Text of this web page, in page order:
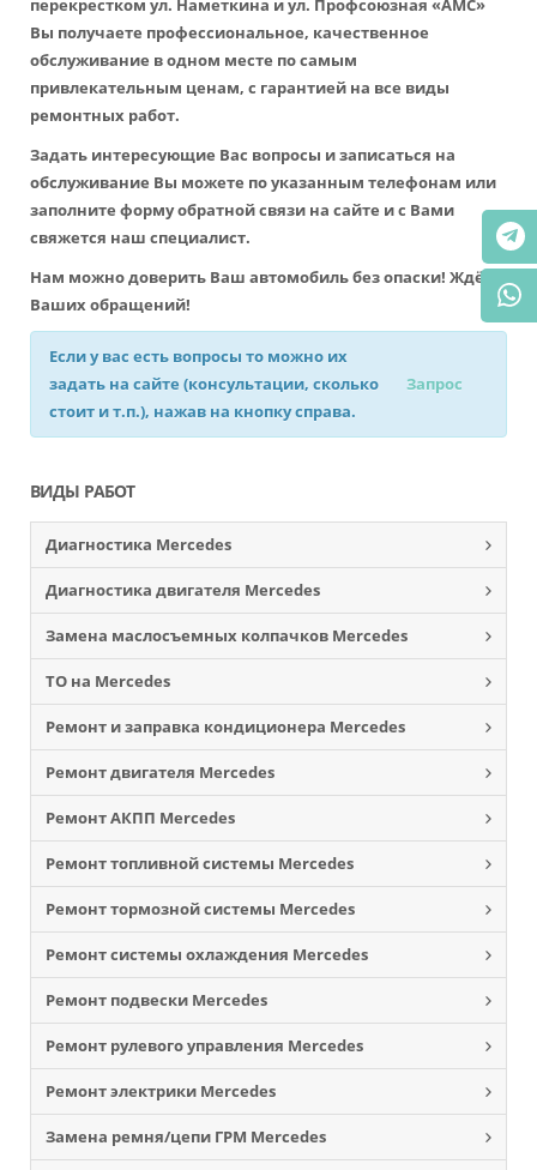
перекрестком ул. Наметкина и ул. Профсоюзная «АМС»
Вы получаете профессиональное, качественное
обслуживание в одном месте по самым
привлекательным ценам, с гарантией на все виды
ремонтных работ.
Задать интересующие Вас вопросы и записаться на
обслуживание Вы можете по указанным телефонам или
заполните форму обратной связи на сайте и с Вами
свяжется наш специалист.
Нам можно доверить Ваш автомобиль без опаски! Ждём
Ваших обращений!
Если у вас есть вопросы то можно их
задать на сайте (консультации, сколько
стоит и т.п.), нажав на кнопку справа.
Запрос
ВИДЫ РАБОТ
Диагностика Mercedes
Диагностика двигателя Mercedes
Замена маслосъемных колпачков Mercedes
ТО на Mercedes
Ремонт и заправка кондиционера Mercedes
Ремонт двигателя Mercedes
Ремонт АКПП Mercedes
Ремонт топливной системы Mercedes
Ремонт тормозной системы Mercedes
Ремонт системы охлаждения Mercedes
Ремонт подвески Mercedes
Ремонт рулевого управления Mercedes
Ремонт электрики Mercedes
Замена ремня/цепи ГРМ Mercedes